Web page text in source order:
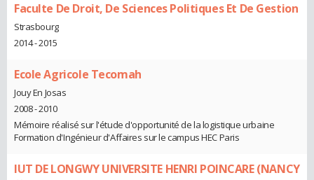
Faculte De Droit, De Sciences Politiques Et De Gestion
Strasbourg
2014 - 2015
Ecole Agricole Tecomah
Jouy En Josas
2008 - 2010
Mémoire réalisé sur l'étude d'opportunité de la logistique urbaine
Formation d'Ingénieur d'Affaires sur le campus HEC Paris
IUT DE LONGWY UNIVERSITE HENRI POINCARE (NANCY